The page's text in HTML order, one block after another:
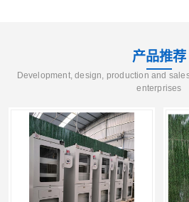
产品推荐
Development, design, production and
enterprises